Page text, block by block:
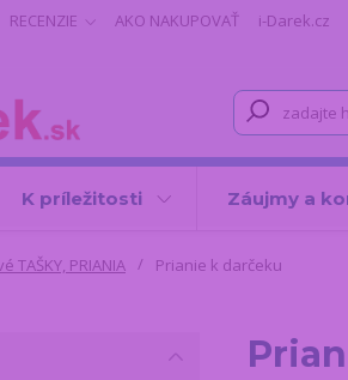
RECENZIE AKO NAKUPOVAŤ i-Darek.cz
K príležitosti Záujmy a
TAŠKY, PRIANIA Prianie k darčeku